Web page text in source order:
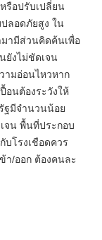
รือปรับเปลี่ยน
ลอดภัยสูง ใน
ามีส่วนคิดค้นเพื่อ
ยังไม่ชัดเจน
ามอ่อนไหวหาก
อนต้องระวังให้
ฐมีจำนวนน้อย
จน พื้นที่ประกอบ
บโรงเชือดควร
า/ออก ต้องคนละ